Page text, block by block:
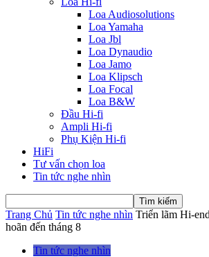
Loa Audiosolutions
Loa Yamaha
Loa Jbl
Loa Dynaudio
Loa Jamo
Loa Klipsch
Loa Focal
Loa B&W
Đầu Hi-fi
Ampli Hi-fi
Phụ Kiện Hi-fi
HiFi
Tư vấn chọn loa
Tin tức nghe nhìn
Trang Chủ Tin tức nghe nhìn Triển lãm Hi-
hoãn đến tháng 8
Tin tức nghe nhìn